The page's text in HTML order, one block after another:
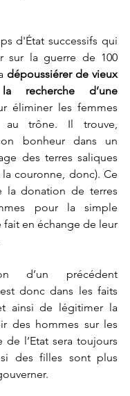
d'État successifs qui
sur la guerre de 100
dépoussiérer de vieux
recherche d’une
éliminer les femmes
trône. Il trouve,
bonheur dans un
des terres saliques
la couronne, donc). Ce
la donation de terres
pour la simple
fait en échange de leur
d’un précédent
donc dans les faits
ainsi de légitimer la
des hommes sur les
de l’Etat sera toujours
des filles sont plus